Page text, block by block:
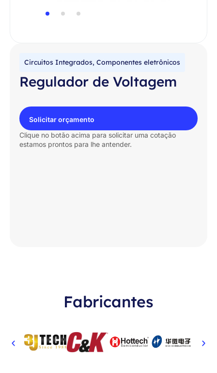
Circuitos Integrados, Componentes eletrônicos
Regulador de Voltagem
Solicitar orçamento
Clique no botão acima para solicitar uma cotação
estamos prontos para lhe antender.
Fabricantes